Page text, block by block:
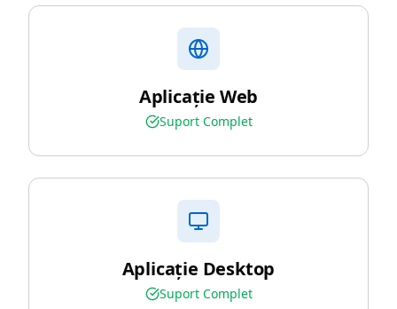
Aplicație Web
Suport Complet
Aplicație Desktop
Suport Complet